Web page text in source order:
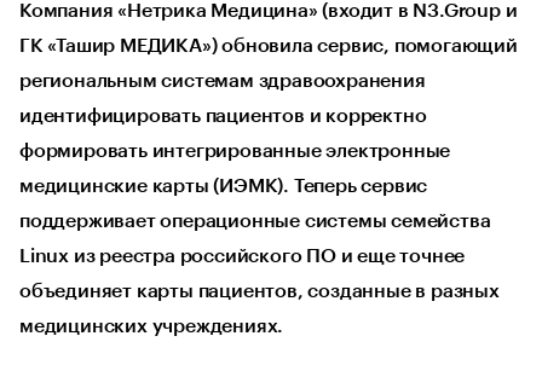
Компания «Нетрика Медицина» (входит в N3.Group и
ГК «Ташир МЕДИКА») обновила сервис, помогающий
региональным системам здравоохранения
идентифицировать пациентов и корректно
формировать интегрированные электронные
медицинские карты (ИЭМК). Теперь сервис
поддерживает операционные системы семейства
Linux из реестра российского ПО и еще точнее
объединяет карты пациентов, созданные в разных
медицинских учреждениях.